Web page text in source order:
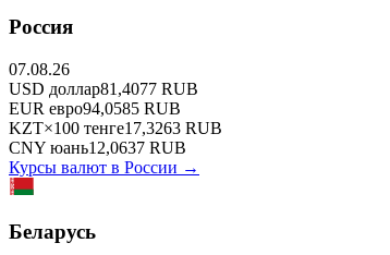
Россия
07.08.26
USD доллар81,4077 RUB
EUR евро94,0585 RUB
KZT×100 тенге17,3263 RUB
CNY юань12,0637 RUB
Курсы валют в России →
Беларусь